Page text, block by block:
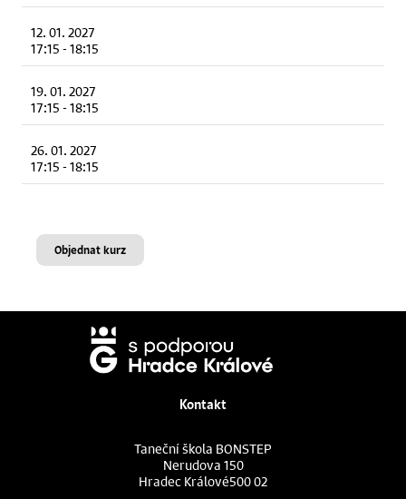
12. 01. 2027
17:15 -18:15
19. 01. 2027
17:15 -18:15
26. 01. 2027
17:15 -18:15
Objednat kurz
Kontakt
Taneční škola BONSTEP
Nerudova 150
Hradec Králové500 02